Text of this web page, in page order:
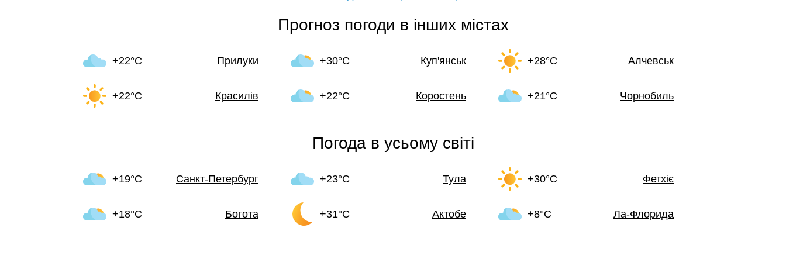
Прогноз погоди в інших містах
+22°C Прилуки +30°C Куп'янськ +28°C Алчевськ
+22°C Красилів +22°C Коростень +21°C Чорнобиль
Погода в усьому світі
+19°C Санкт-Петербург +23°C Тула +30°C Фетхіє
+18°C Богота +31°C Актобе +8°C Ла-Флорида